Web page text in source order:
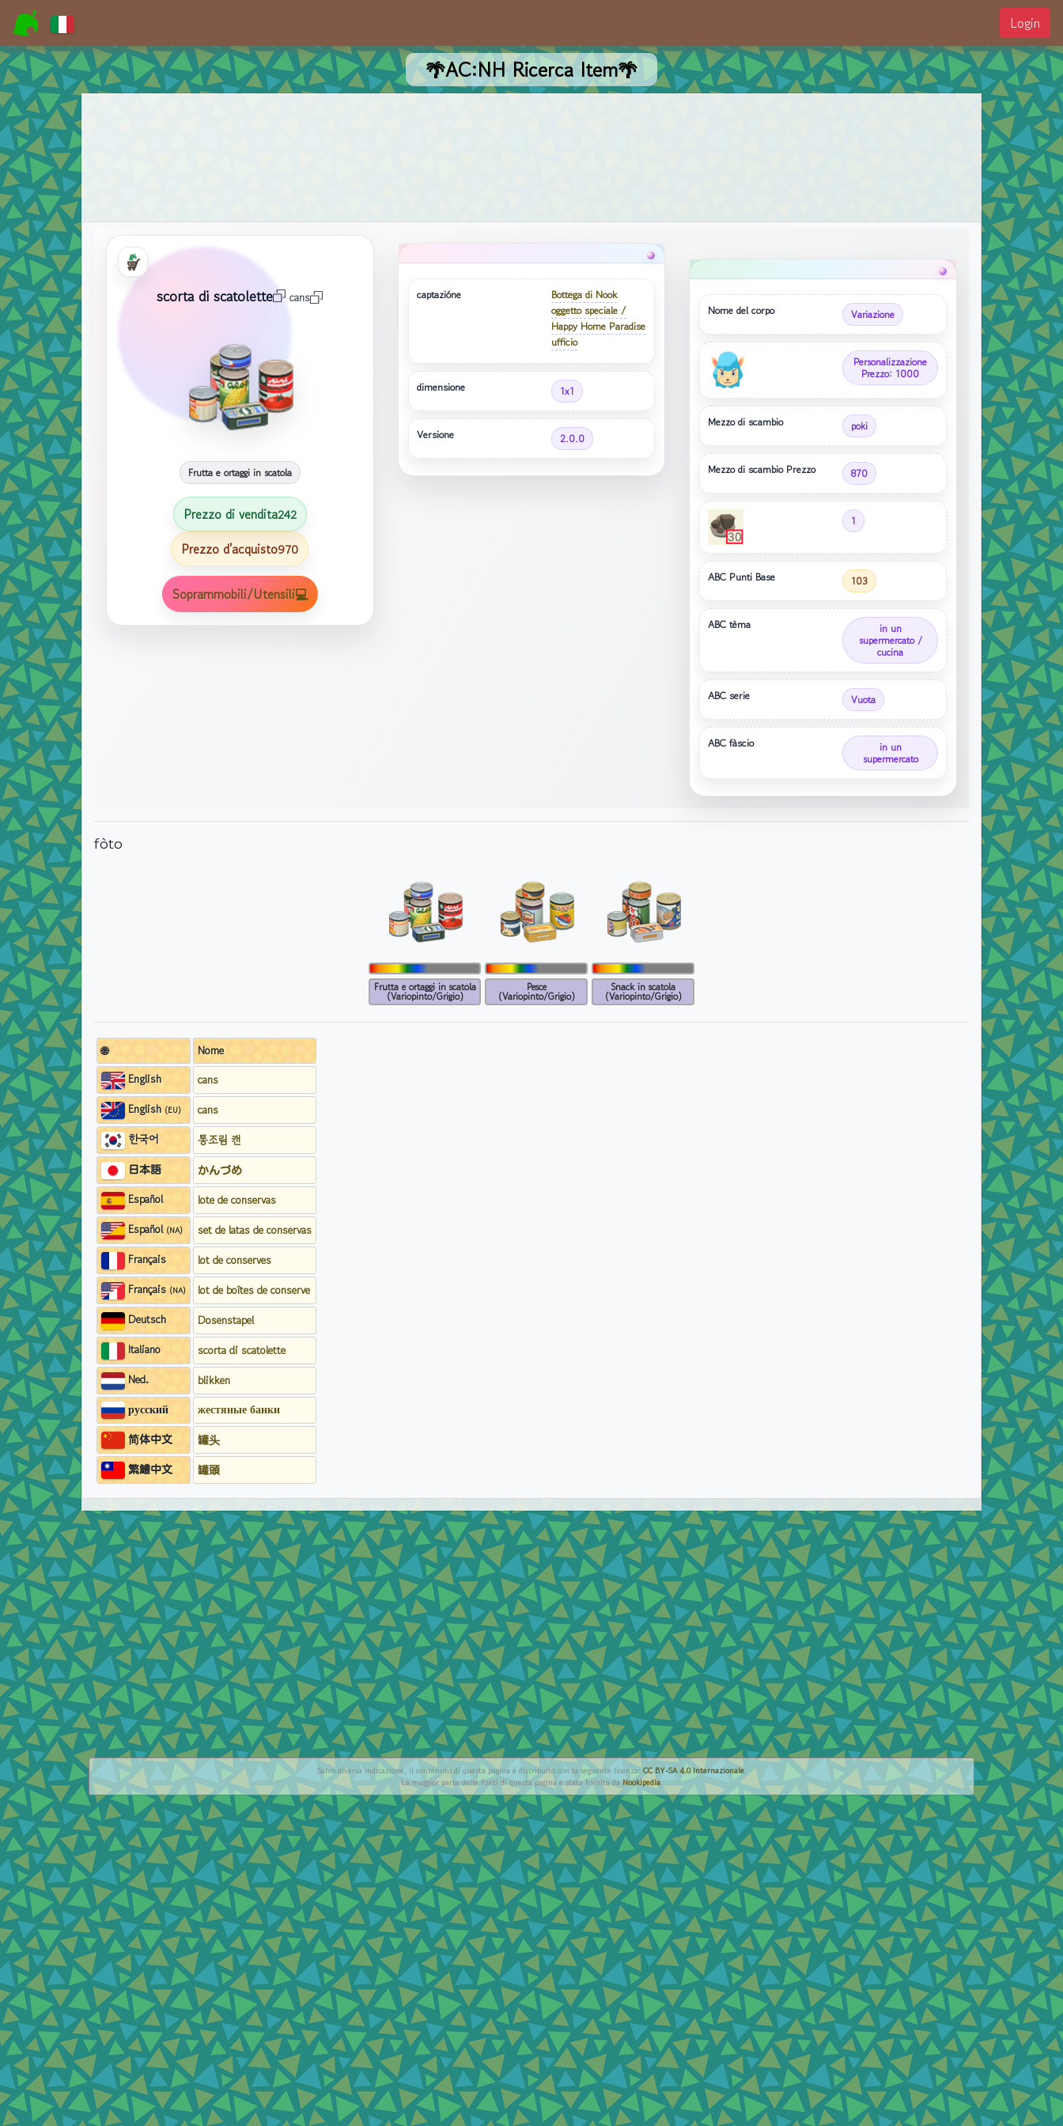
Login
🌴AC:NH Ricerca Item🌴
scorta di scatolette cans
Frutta e ortaggi in scatola
Prezzo di vendita242
Prezzo d'acquisto970
Soprammobili/Utensili💻
captazióne
Bottega di Nook
oggetto speciale /
Happy Home Paradise
ufficio
dimensione 1x1
Versione 2.0.0
Nome del corpo Variazione
Personalizzazione
Prezzo: 1000
Mezzo di scambio poki
Mezzo di scambio Prezzo 870
1
ABC Punti Base 103
ABC tèma in un
supermercato /
cucina
ABC serie Vuota
ABC fàscio in un
supermercato
fòto
Frutta e ortaggi in scatola
(Variopinto/Grigio)
Pesce
(Variopinto/Grigio)
Snack in scatola
(Variopinto/Grigio)
🌐
Nome
English
cans
English (EU)
cans
한국어
통조림 캔
日本語
かんづめ
Español
lote de conservas
Español (NA)
set de latas de conservas
Français
lot de conserves
Français (NA)
lot de boîtes de conserve
Deutsch
Dosenstapel
Italiano
scorta di scatolette
Ned.
blikken
русский жестяные банки
简体中文
罐头
繁鱧中文
罐頭
Salvo diversa indicazione, il contenuto di questa pagina è distribuito con la seguente licenza:CC BY-SA 4.0 Internazionale.
La maggior parte delle fonti di questa pagina è stata fornita da Nookipedia.